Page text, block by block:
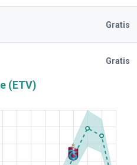
Gratis
Gratis
(ETV)